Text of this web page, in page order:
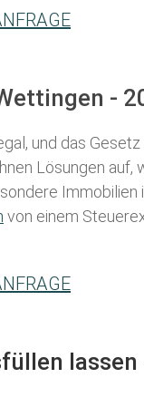
-
und das
Lösungen
Immobilien
von einem